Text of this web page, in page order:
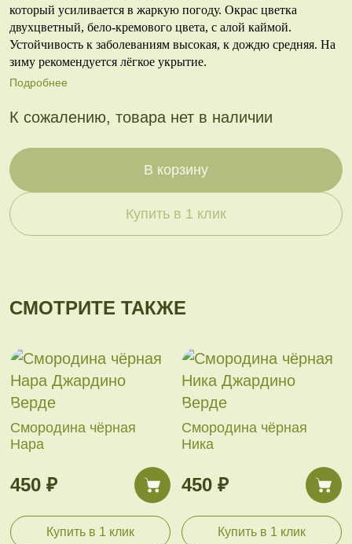
который усиливается в жаркую погоду. Окрас цветка
двухцветный, бело-кремового цвета, с алой каймой.
Устойчивость к заболеваниям высокая, к дождю средняя. На
зиму рекомендуется лёгкое укрытие.
Подробнее
К сожалению, товара нет в наличии
В корзину
Купить в 1 клик
СМОТРИТЕ ТАКЖЕ
Смородина чёрная
Нара
450 ₽
Купить в 1 клик
Смородина чёрная
Ника
450 ₽
Купить в 1 клик